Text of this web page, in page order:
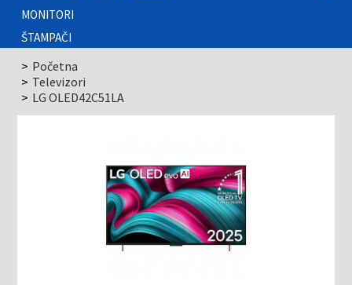
MONITORI
ŠTAMPAČI
Početna
Televizori
LG OLED42C51LA